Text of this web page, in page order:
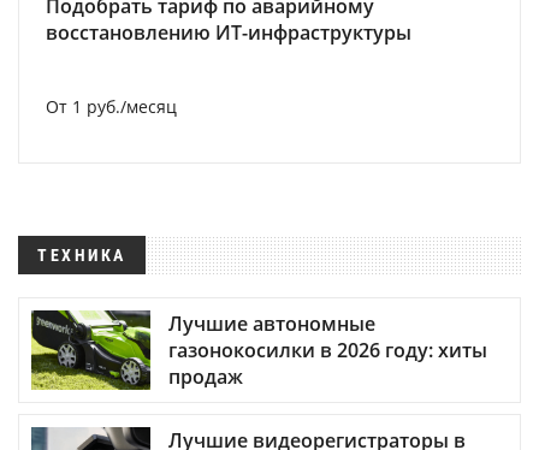
Подобрать тариф по аварийному
восстановлению ИТ-инфраструктуры
От 1 руб./месяц
ТЕХНИКА
Лучшие автономные
газонокосилки в 2026 году: хиты
продаж
Лучшие видеорегистраторы в